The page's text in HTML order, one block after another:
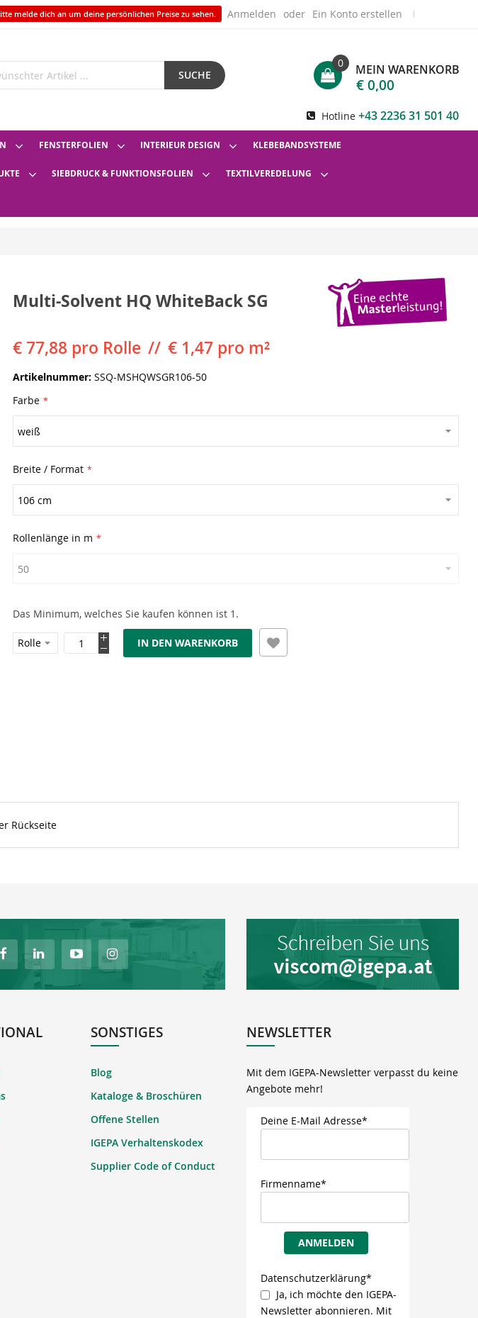
melde dich an um deine persönlichen Preise zu sehen. Anmelden Ein Konto erstellen
SUCHE MEIN WARENKORB
0
€ 0,00
Hotline +43 2236 31 501 40
FENSTERFOLIEN INTERIEUR DESIGN KLEBEBANDSYSTEME
SIEBDRUCK & FUNKTIONSFOLIEN TEXTILVEREDELUNG
Multi-Solvent HQ WhiteBack SG
€ 77,88 pro Rolle € 1,47 pro m²
Artikelnummer SSQ-MSHQWSGR106-50
Farbe
Breite / Format
Rollenlänge in m
Das Minimum, welches Sie kaufen können ist 1.
IN DEN WARENKORB
Rückseite
SONSTIGES
Blog
Kataloge & Broschüren
Offene Stellen
IGEPA Verhaltenskodex
Supplier Code of Conduct
NEWSLETTER
Mit dem IGEPA-Newsletter verpasst du keine
Angebote mehr!
Deine E-Mail Adresse*
Firmenname*
ANMELDEN
Datenschutzerklärung*
Ja, ich möchte den IGEPA-
Newsletter abonnieren. Mit